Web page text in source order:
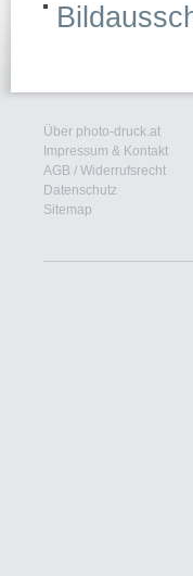
Über photo-druck.at
Impressum & Kontakt
AGB / Widerrufsrecht
Datenschutz
Sitemap